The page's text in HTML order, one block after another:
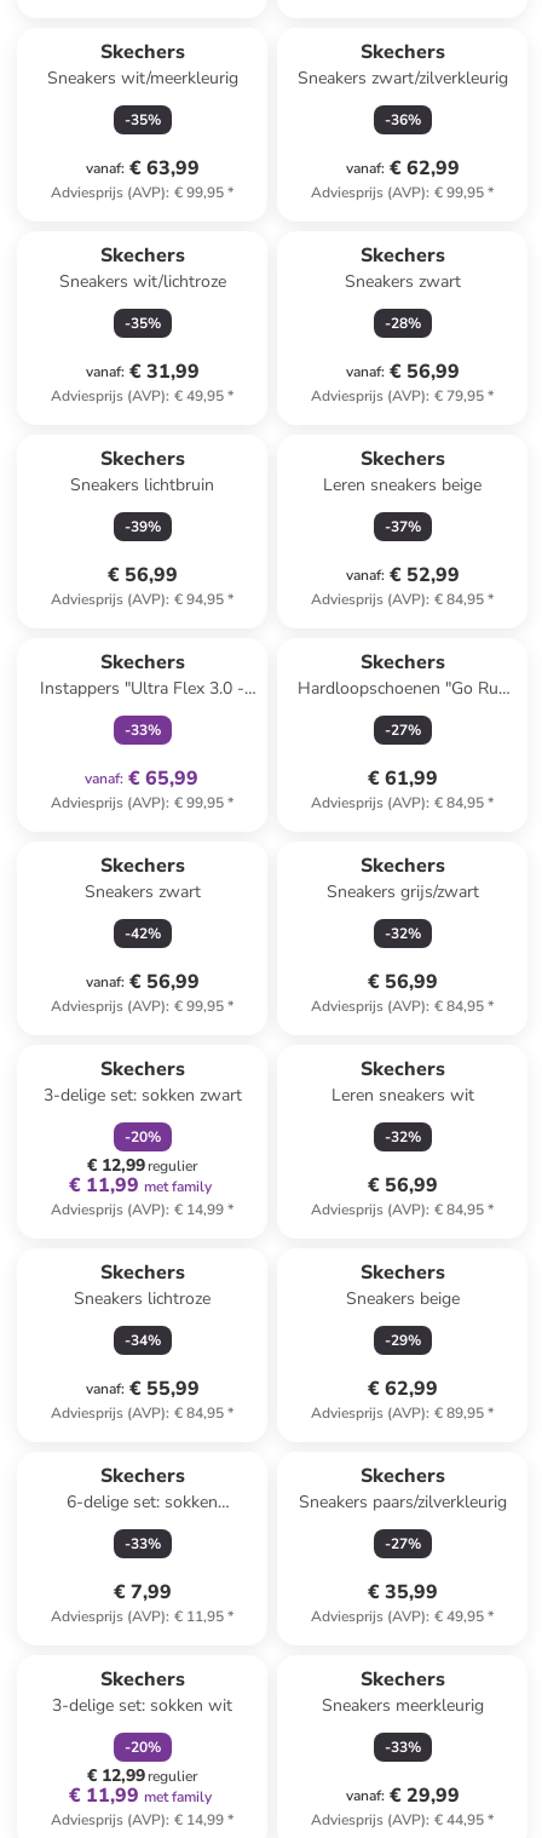
Skechers
Sneakers wit/meerkleurig
-35%
vanaf: € 63,99
Adviesprijs (AVP): € 99,95*
Skechers
Sneakers zwart/zilverkleurig
-36%
vanaf: € 62,99
Adviesprijs (AVP): € 99,95*
Skechers
Sneakers wit/lichtroze
-35%
vanaf: € 31,99
Adviesprijs (AVP): € 49,95*
Skechers
Sneakers zwart
-28%
vanaf: € 56,99
Adviesprijs (AVP): € 79,95*
Skechers
Sneakers lichtbruin
-39%
€ 56,99
Adviesprijs (AVP): € 94,95*
Skechers
Leren sneakers beige
-37%
vanaf: € 52,99
Adviesprijs (AVP): € 84,95*
Skechers
Instappers "Ultra Flex 3.0 -
Beauty Blend" lichtroze
-33%
vanaf: € 65,99
Adviesprijs (AVP): € 99,95*
Skechers
Hardloopschoenen "Go Run
Consistent 2.0" grijs
-27%
€ 61,99
Adviesprijs (AVP): € 84,95*
Skechers
Sneakers zwart
-42%
vanaf: € 56,99
Adviesprijs (AVP): € 99,95*
Skechers
Sneakers grijs/zwart
-32%
€ 56,99
Adviesprijs (AVP): € 84,95*
Skechers
3-delige set: sokken zwart
-20%
€ 12,99regulier
€ 11,99 met family
Adviesprijs (AVP): € 14,99*
Skechers
Leren sneakers wit
-32%
€ 56,99
Adviesprijs (AVP): € 84,95*
Skechers
Sneakers lichtroze
-34%
vanaf: € 55,99
Adviesprijs (AVP): € 84,95*
Skechers
Sneakers beige
-29%
€ 62,99
Adviesprijs (AVP): € 89,95*
Skechers
6-delige set: sokken
meerkleurig
-33%
€ 7,99
Adviesprijs (AVP): € 11,95*
Skechers
Sneakers paars/zilverkleurig
-27%
€ 35,99
Adviesprijs (AVP): € 49,95*
Skechers
3-delige set: sokken wit
-20%
€ 12,99regulier
€ 11,99 met family
Adviesprijs (AVP): € 14,99*
Skechers
Sneakers meerkleurig
-33%
vanaf: € 29,99
Adviesprijs (AVP): € 44,95*